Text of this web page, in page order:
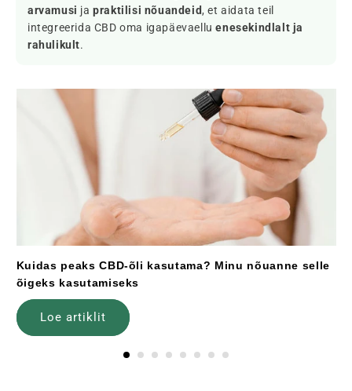
arvamusi japraktilisi nõuandeid, et aidata teil
integreerida CBD oma igapäevaelluenesekindlalt ja
rahulikult.
Kuidas peaks CBD-õli kasutama? Minu nõuanne selle
õigeks kasutamiseks
Loe artiklit